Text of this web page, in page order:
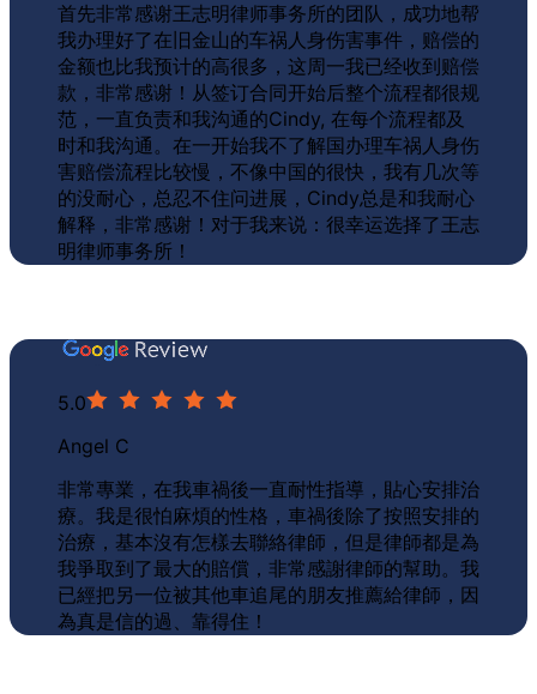
首先非常感谢王志明律师事务所的团队，成功地帮
我办理好了在旧金山的车祸人身伤害事件， 赔偿的
金额也比我预计的高很多 ，这周一我已经收到赔偿
款，非常感谢！从签订合同开始后整个流程都很规
范，一直负责和我沟通的Cindy, 在每个流程都及
时和我沟通。在一开始我不了解国办理车祸人身伤
害赔偿流程比较慢，不像中国的很快，我有几次等
的没耐心，总忍不住问进展，Cindy总是和我耐心
解释，非常感谢！对于我来说：很幸运选择了王志
明律师事务所！
5.0
Angel C
非常專業，在我車禍後一直耐性指導，貼心安排治
療。我是很怕麻煩的性格，車禍後除了按照安排的
治療，基本沒有怎樣去聯絡律師，但是律師都是為
我爭取到了最大的賠償 ，非常感謝律師的幫助。我
已經把另一位被其他車追尾的朋友推薦給律師，因
為真是信的過、靠得住！